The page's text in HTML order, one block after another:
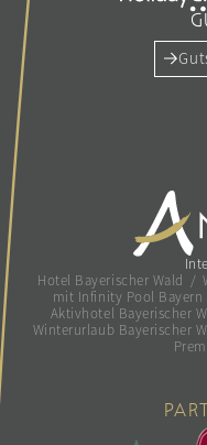
Hotel Bayerischer Wald
/
mit Infinity Pool Bayern
Aktivhotel Bayerischer
Winterurlaub Bayerischer